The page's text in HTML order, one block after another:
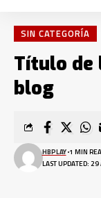
SIN CATEGORÍA
Título de
blog
LAST UPDATED:
HBPLAY 1 MIN